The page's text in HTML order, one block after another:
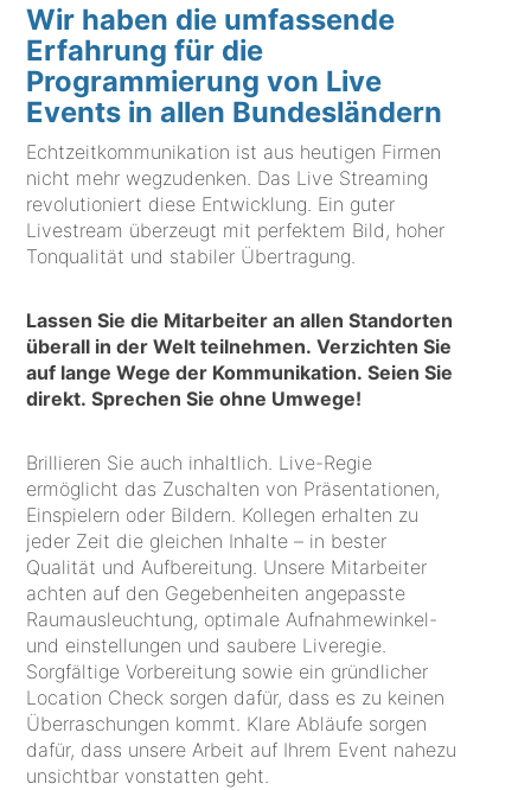
Wir haben die umfassende
Erfahrung für die
Programmierung von Live
Events in allen Bundesländern
Echtzeitkommunikation ist aus heutigen Firmen
nicht mehr wegzudenken. Das Live Streaming
revolutioniert diese Entwicklung. Ein guter
Livestream überzeugt mit perfektem Bild, hoher
Tonqualität und stabiler Übertragung.
Lassen Sie die Mitarbeiter an allen Standorten
überall in der Welt teilnehmen. Verzichten Sie
auf lange Wege der Kommunikation. Seien Sie
direkt. Sprechen Sie ohne Umwege!
Brillieren Sie auch inhaltlich. Live-Regie
ermöglicht das Zuschalten von Präsentationen,
Einspielern oder Bildern. Kollegen erhalten zu
jeder Zeit die gleichen Inhalte – in bester
Qualität und Aufbereitung. Unsere Mitarbeiter
achten auf den Gegebenheiten angepasste
Raumausleuchtung, optimale Aufnahmewinkel-
und einstellungen und saubere Liveregie.
Sorgfältige Vorbereitung sowie ein gründlicher
Location Check sorgen dafür, dass es zu keinen
Überraschungen kommt. Klare Abläufe sorgen
dafür, dass unsere Arbeit auf Ihrem Event nahezu
unsichtbar vonstatten geht.